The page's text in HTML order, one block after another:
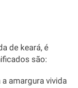
de keará, é
são:
amargura vivida